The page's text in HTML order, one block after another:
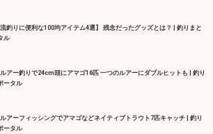
流釣りに便利な100均アイテム4選】 残念だったグッズとは？ | 釣りまと
ル
アー釣りで24cm頭にアマゴ16匹 一つのルアーにダブルヒットも | 釣り
ータル
アーフィッシングでアマゴなどネイティブトラウト7匹キャッチ | 釣り
ータル